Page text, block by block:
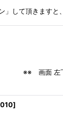
して頂きます
いは 「
]